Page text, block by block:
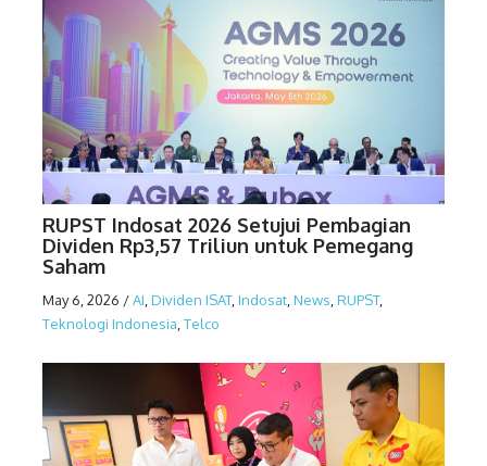
RUPST Indosat 2026 Setujui Pembagian
Dividen Rp3,57 Triliun untuk Pemegang
Saham
May 6, 2026 /AI Dividen ISAT, Indosat News RUPST,
Teknologi Indonesia Telco